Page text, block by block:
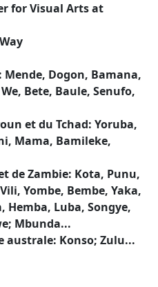
for Visual Arts at
Dogon, Bamana,
Bete, Baule, Senufo,
et du Tchad: Yoruba,
Mama, Bamileke,
de Zambie: Kota, Punu,
Yombe, Bembe, Yaka,
Hemba, Luba, Songye,
Mbunda...
australe: Konso; Zulu...